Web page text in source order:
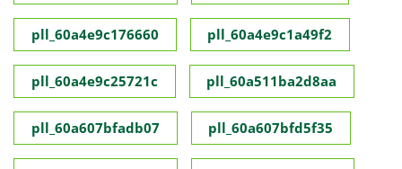
pll_60a4e9c176660 pll_60a4e9c1a49f2
pll_60a4e9c25721c pll_60a511ba2d8aa
pll_60a607bfadb07 pll_60a607bfd5f35